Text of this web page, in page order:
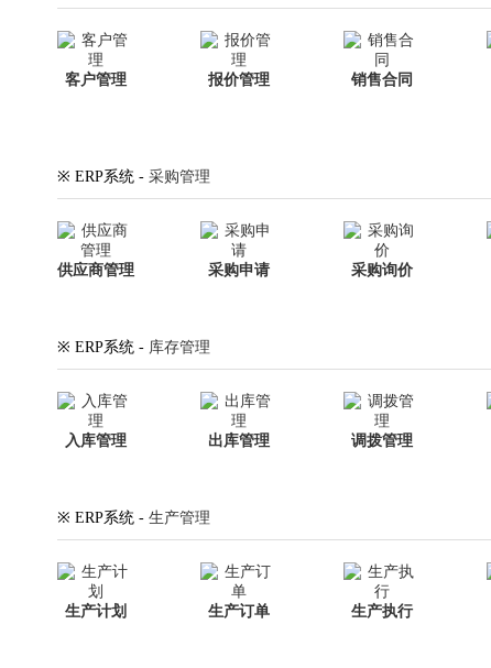
客户管理 报价管理 销售合同
※ ERP系统 - 采购管理
供应商管理 采购申请 采购询价
※ ERP系统 - 库存管理
入库管理 出库管理 调拨管理
※ ERP系统 - 生产管理
生产计划 生产订单 生产执行